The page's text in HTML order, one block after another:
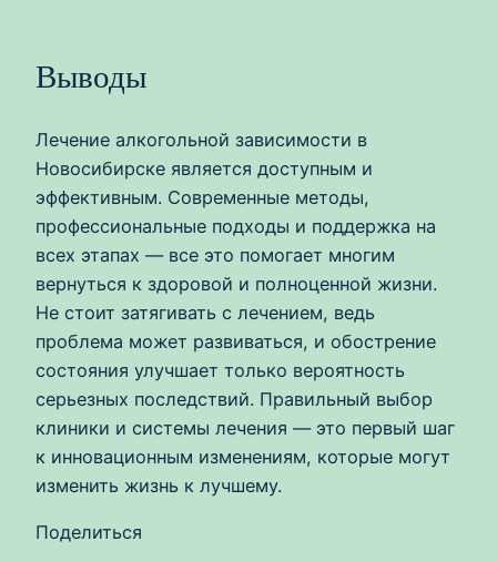
Выводы
Лечение алкогольной зависимости в
Новосибирске является доступным и
эффективным. Современные методы,
профессиональные подходы и поддержка на
всех этапах — все это помогает многим
вернуться к здоровой и полноценной жизни.
Не стоит затягивать с лечением, ведь
проблема может развиваться, и обострение
состояния улучшает только вероятность
серьезных последствий. Правильный выбор
клиники и системы лечения — это первый шаг
к инновационным изменениям, которые могут
изменить жизнь к лучшему.
Поделиться